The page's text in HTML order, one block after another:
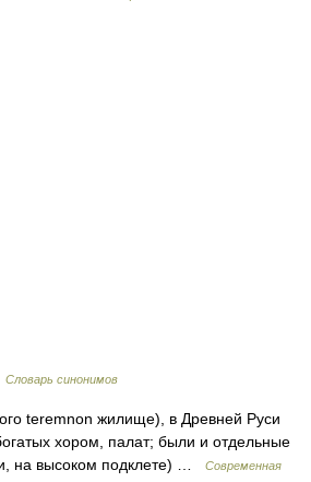
Словарь синонимов
teremnon жилище), в Древней Руси
хором, палат; были и отдельные
на высоком подклете) …
Современная